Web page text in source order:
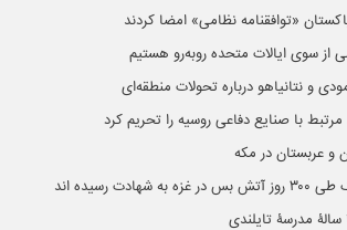
«توافقنامه نظامی» امضا کردند
از سوی ایالات متحده روبه‌رو هستیم
و نتانیاهو درباره تحولات منطقه‌ای
و عربستان در مکه